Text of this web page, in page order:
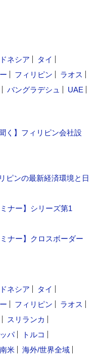
ネシア
タイ
フィリピン
ラオス
バングラデシュ
UAE
く】フィリピン会社設
ピンの最新経済環境と日
ナー】シリーズ第1
ナー】クロスボーダー
ネシア
タイ
フィリピン
ラオス
スリランカ
パ
トルコ
南米
海外/世界全域